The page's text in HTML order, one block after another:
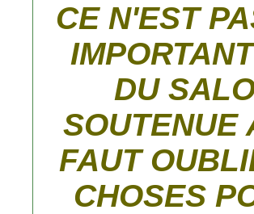
CE N'EST
DU
SOUTENUE
FAUT
CHOSES